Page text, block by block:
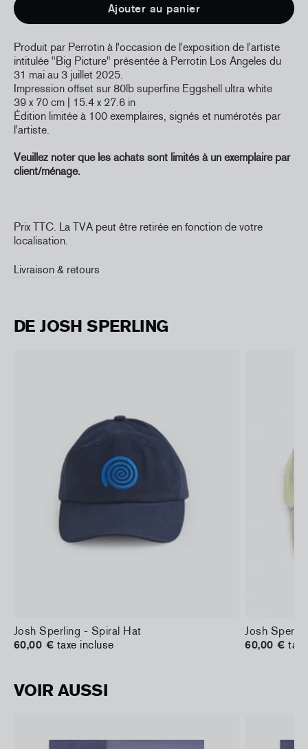
Ajouter au panier
Produit par Perrotin à l'occasion de l'exposition de l'artiste
intitulée "Big Picture" présentée à Perrotin Los Angeles du
31 mai au 3 juillet 2025.
Impression offset sur 80lb superfine Eggshell ultra white
39 x 70 cm | 15.4 x 27.6 in
Édition limitée à 100 exemplaires, signés et numérotés par
l'artiste.
Veuillez noter que les achats sont limités à un exemplaire par
client/ménage.
Prix TTC. La TVA peut être retirée en fonction de votre
localisation.
Livraison & retours
DE JOSH SPERLING
Josh Sperling - Spiral Hat
60,00 € taxe incluse
Josh
60,00 €
VOIR AUSSI